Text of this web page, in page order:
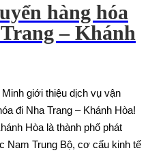
hàng hóa
– Khánh
giới thiệu dịch vụ vận
đi Nha Trang – Khánh Hòa!
Hòa là thành phố phát
Nam Trung Bộ, cơ cấu kinh tế